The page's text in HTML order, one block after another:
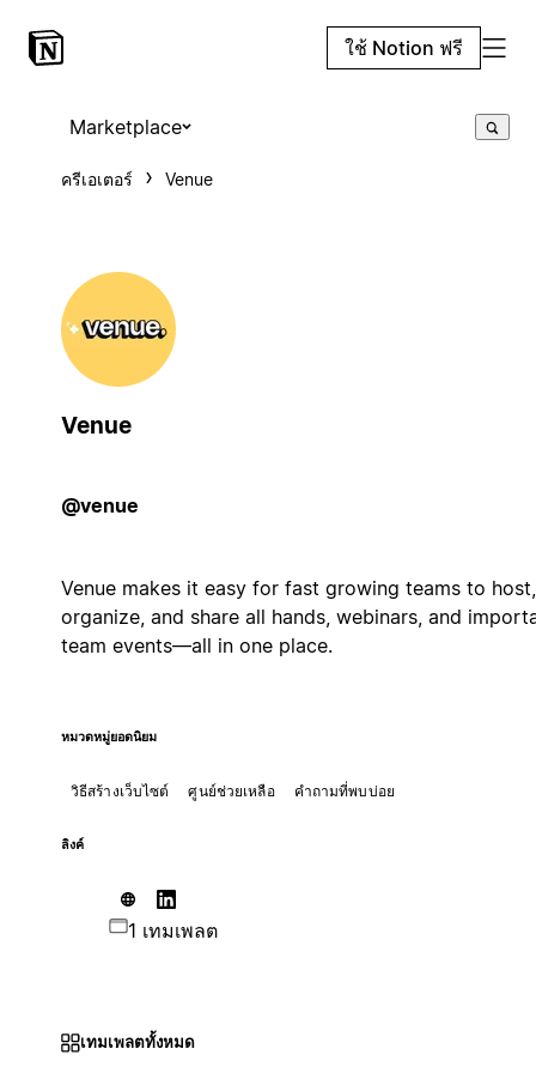
ใช้ Notion ฟรี
Marketplace
ครีเอเตอร์ Venue
Venue
@venue
Venue makes it easy for fast growing teams to host,
organize, and share all hands, webinars, and
team events—all in one place.
หมวดหมู่ยอดนิยม
วิธีสร้างเว็บไซต์ ศูนย์ช่วยเหลือ คำถามที่พบบ่อย
ลิงค์
1 เทมเพลต
เทมเพลตทั้งหมด